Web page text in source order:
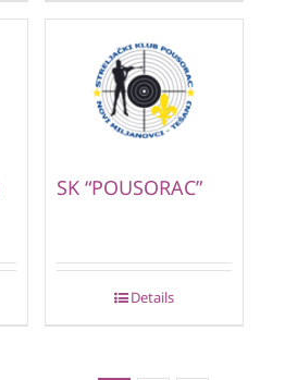
SK “POUSORAC”
Details